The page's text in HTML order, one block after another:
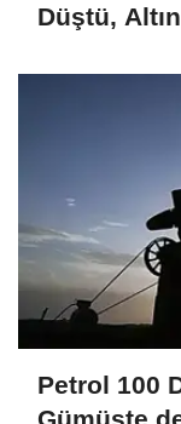
Düştü,
Petrol 100
Gümüşte